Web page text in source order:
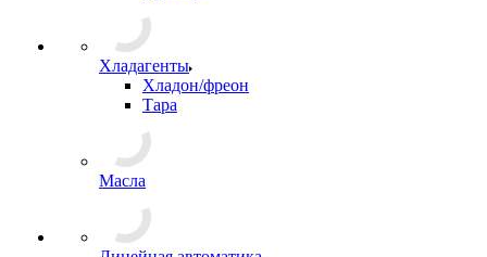
Хладагенты
Хладон/фреон
Тара
Масла